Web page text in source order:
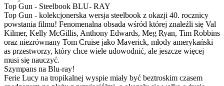
Top Gun - Steelbook BLU- RAY
Top Gun - kolekcjonerska wersja steelbook z okazji 40. rocznicy
powstania filmu! Fenomenalna obsada wśród której znaleźli się Val
Kilmer, Kelly McGillis, Anthony Edwards, Meg Ryan, Tim Robbins
oraz niezrównany Tom Cruise jako Maverick, młody amerykański
as przestworzy, który chce wiele udowodnić, ale jeszcze więcej
musi się nauczyć.
Szympans na Blu-ray!
Ferie Lucy na tropikalnej wyspie miały być beztroskim czasem